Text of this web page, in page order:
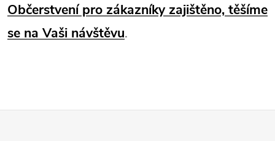
Občerstvení pro zákazníky zajištěno, těšíme
se na Vaši návštěvu.